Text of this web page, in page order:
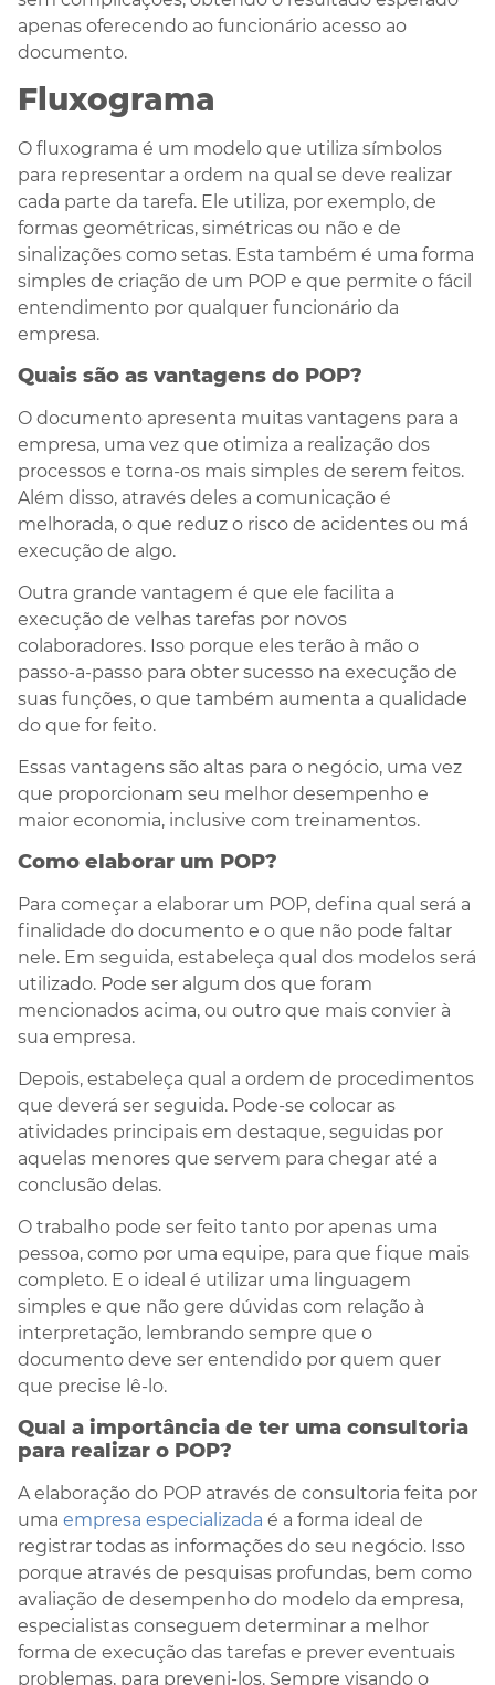
apenas oferecendo ao funcionário acesso ao
documento.
Fluxograma
O fluxograma é um modelo que utiliza símbolos
para representar a ordem na qual se deve realizar
cada parte da tarefa. Ele utiliza, por exemplo, de
formas geométricas, simétricas ou não e de
sinalizações como setas. Esta também é uma forma
simples de criação de um POP e que permite o fácil
entendimento por qualquer funcionário da
empresa.
Quais são as vantagens do POP?
O documento apresenta muitas vantagens para a
empresa, uma vez que otimiza a realização dos
processos e torna-os mais simples de serem feitos.
Além disso, através deles a comunicação é
melhorada, o que reduz o risco de acidentes ou má
execução de algo.
Outra grande vantagem é que ele facilita a
execução de velhas tarefas por novos
colaboradores. Isso porque eles terão à mão o
passo-a-passo para obter sucesso na execução de
suas funções, o que também aumenta a qualidade
do que for feito.
Essas vantagens são altas para o negócio, uma vez
que proporcionam seu melhor desempenho e
maior economia, inclusive com treinamentos.
Como elaborar um POP?
Para começar a elaborar um POP, defina qual será a
finalidade do documento e o que não pode faltar
nele. Em seguida, estabeleça qual dos modelos será
utilizado. Pode ser algum dos que foram
mencionados acima, ou outro que mais convier à
sua empresa.
Depois, estabeleça qual a ordem de procedimentos
que deverá ser seguida. Pode-se colocar as
atividades principais em destaque, seguidas por
aquelas menores que servem para chegar até a
conclusão delas.
O trabalho pode ser feito tanto por apenas uma
pessoa, como por uma equipe, para que fique mais
completo. E o ideal é utilizar uma linguagem
simples e que não gere dúvidas com relação à
interpretação, lembrando sempre que o
documento deve ser entendido por quem quer
que precise lê-lo.
Qual a importância de ter uma consultoria
para realizar o POP?
A elaboração do POP através de consultoria feita por
uma empresa especializada é a forma ideal de
registrar todas as informações do seu negócio. Isso
porque através de pesquisas profundas, bem como
avaliação de desempenho do modelo da empresa,
especialistas conseguem determinar a melhor
forma de execução das tarefas e prever eventuais
problemas, para preveni-los. Sempre visando o